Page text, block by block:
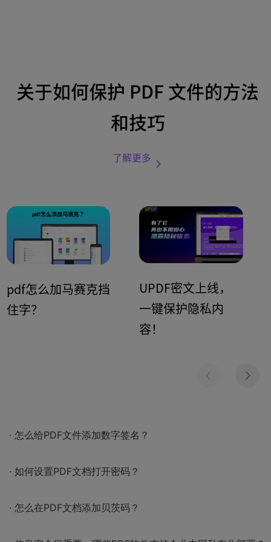
关于如何保护 PDF 文件的方法
和技巧
了解更多
pdf怎么加马赛克挡
住字？
UPDF密文上线，
一键保护隐私内
容！
· 怎么给PDF文件添加数字签名？
· 如何设置PDF文档打开密码？
· 怎么在PDF文档添加贝茨码？